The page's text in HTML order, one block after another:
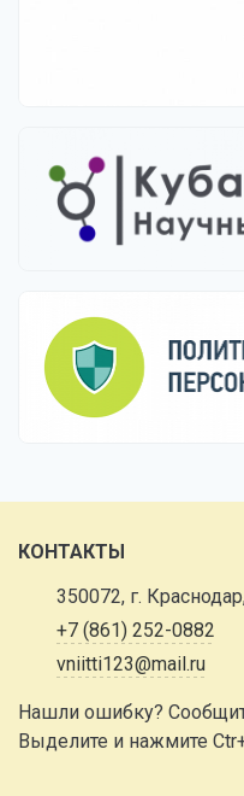
КОНТАКТЫ
350072, г.
+7 (861) 252-0882
vniitti123@mail.ru
Нашли ошибку?
Выделите и нажмите